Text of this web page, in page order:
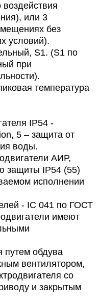
воздействия
или 3
без
условий).
S1. (S1 по
при
температура
IP54 -
5 – защита от
воды.
АИР,
защиты IP54 (55)
исполнении
- IC 041 по ГОСТ
имеют
путем обдува
вентилятором,
со
и закрытым